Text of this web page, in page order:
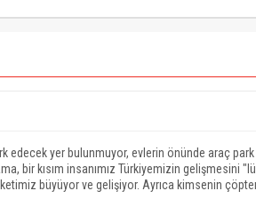
edecek yer bulunmuyor, evlerin önünde araç
bir kısım insanımız Türkiyemizin gelişmesini
büyüyor ve gelişiyor. Ayrıca kimsenin